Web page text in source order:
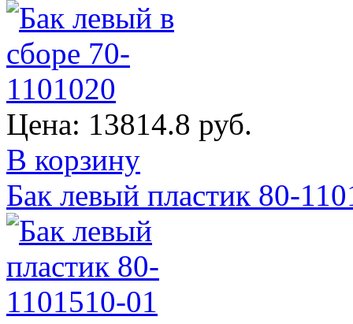
Цена: 13814.8 руб.
В корзину
Бак левый пластик 80-